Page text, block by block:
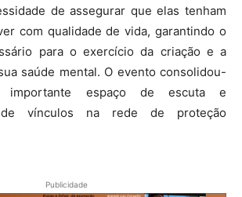
de assegurar que elas tenham
com qualidade de vida, garantindo o
para o exercício da criação e a
saúde mental. O evento consolidou-
espaço de escuta e
de vínculos na rede de proteção
Publicidade